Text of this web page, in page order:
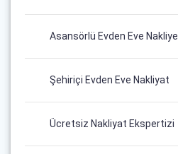
Asansörlü Evden Eve Nakliye
Şehiriçi Evden Eve Nakliyat
Ücretsiz Nakliyat Ekspertizi